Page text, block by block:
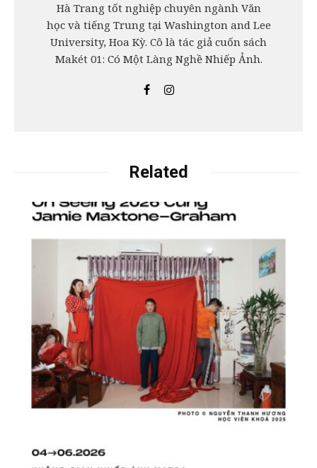
Hà Trang tốt nghiệp chuyên ngành Văn
học và tiếng Trung tại Washington and Lee
University, Hoa Kỳ. Cô là tác giả cuốn sách
Makét 01: Có Một Làng Nghề Nhiếp Ảnh.
Related